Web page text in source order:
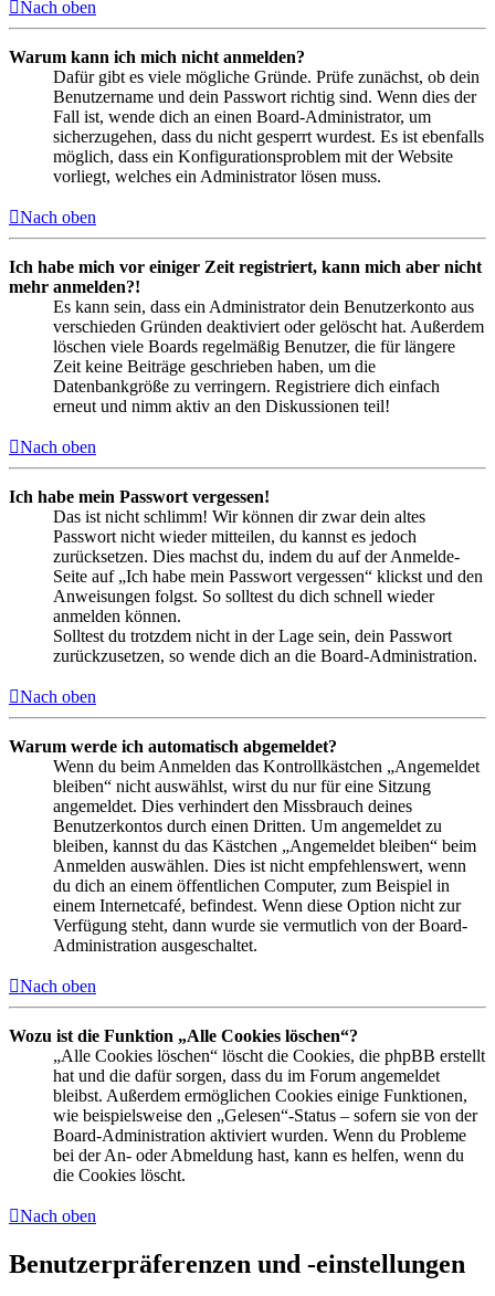
Nach oben
Warum kann ich mich nicht anmelden?
Dafür gibt es viele mögliche Gründe. Prüfe zunächst, ob dein
Benutzername und dein Passwort richtig sind. Wenn dies der
Fall ist, wende dich an einen Board-Administrator, um
sicherzugehen, dass du nicht gesperrt wurdest. Es ist ebenfalls
möglich, dass ein Konfigurationsproblem mit der Website
vorliegt, welches ein Administrator lösen muss.
Nach oben
Ich habe mich vor einiger Zeit registriert, kann mich aber nicht
mehr anmelden?!
Es kann sein, dass ein Administrator dein Benutzerkonto aus
verschieden Gründen deaktiviert oder gelöscht hat. Außerdem
löschen viele Boards regelmäßig Benutzer, die für längere
Zeit keine Beiträge geschrieben haben, um die
Datenbankgröße zu verringern. Registriere dich einfach
erneut und nimm aktiv an den Diskussionen teil!
Nach oben
Ich habe mein Passwort vergessen!
Das ist nicht schlimm! Wir können dir zwar dein altes
Passwort nicht wieder mitteilen, du kannst es jedoch
zurücksetzen. Dies machst du, indem du auf der Anmelde-
Seite auf „Ich habe mein Passwort vergessen“ klickst und den
Anweisungen folgst. So solltest du dich schnell wieder
anmelden können.
Solltest du trotzdem nicht in der Lage sein, dein Passwort
zurückzusetzen, so wende dich an die Board-Administration.
Nach oben
Warum werde ich automatisch abgemeldet?
Wenn du beim Anmelden das Kontrollkästchen „Angemeldet
bleiben“ nicht auswählst, wirst du nur für eine Sitzung
angemeldet. Dies verhindert den Missbrauch deines
Benutzerkontos durch einen Dritten. Um angemeldet zu
bleiben, kannst du das Kästchen „Angemeldet bleiben“ beim
Anmelden auswählen. Dies ist nicht empfehlenswert, wenn
du dich an einem öffentlichen Computer, zum Beispiel in
einem Internetcafé, befindest. Wenn diese Option nicht zur
Verfügung steht, dann wurde sie vermutlich von der Board-
Administration ausgeschaltet.
Nach oben
Wozu ist die Funktion „Alle Cookies löschen“?
„Alle Cookies löschen“ löscht die Cookies, die phpBB erstellt
hat und die dafür sorgen, dass du im Forum angemeldet
bleibst. Außerdem ermöglichen Cookies einige Funktionen,
wie beispielsweise den „Gelesen“-Status – sofern sie von der
Board-Administration aktiviert wurden. Wenn du Probleme
bei der An- oder Abmeldung hast, kann es helfen, wenn du
die Cookies löscht.
Nach oben
Benutzerpräferenzen und -einstellungen